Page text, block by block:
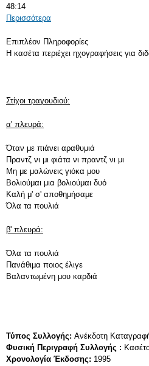
48:14
Περισσότερα
Επιπλέον Πληροφορίες
Η κασέτα περιέχει ηχογραφήσεις για
Στίχοι τραγουδιού:
α' πλευρά:
Όταν με πιάνει αραθυμιά
Πραντζ νι μι φιάτα νι πραντζ νι μι
Μη με μαλώνεις γιόκα μου
Βολιούμαι μια βολιούμαι δυό
Καλή μ' σ' αποθημήσαμε
Όλα τα πουλιά
β' πλευρά:
Όλα τα πουλιά
Πανάθιμα ποιος έλιγε
Βαλαντωμένη μου καρδιά
Τύπος Συλλογής: Ανέκδοτη
Φυσική Περιγραφή Συλλογής :
Χρονολογία Έκδοσης: 1995